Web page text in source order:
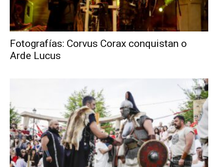
Fotografías: Corvus Corax conquistan o
Arde Lucus